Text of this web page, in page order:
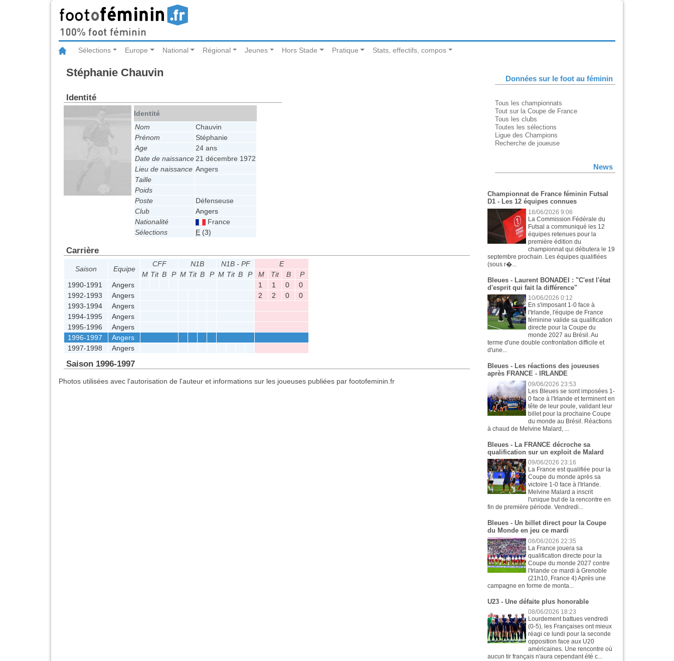
Sélections Europe National Régional Jeunes Hors Stade Pratique Stats, effectifs, compos
Stéphanie Chauvin
Identité
Identité
Nom
Chauvin
Prénom
Stéphanie
Age
24 ans
Date de naissance21 décembre 1972
Lieu de naissance Angers
Taille
Poids
Poste
Défenseuse
Club
Angers
Nationalité
France
Sélections
E (3)
Carrière
Saison Equipe
CFF N1B N1B - PF
E
M Tit B P M Tit B P M Tit B P M Tit B
P
1990-1991
Angers 1 1 0
0
1992-1993
Angers 2 2 0
0
1993-1994
Angers
1994-1995
Angers
1995-1996
Angers
1996-1997
Angers
1997-1998
Angers
Saison 1996-1997
Photos utilisées avec l'autorisation de l'auteur et informations sur les joueuses publiées par footofeminin.fr
Données sur le foot au féminin
Tous les championnats
Tout sur la Coupe de France
Tous les clubs
Toutes les sélections
Ligue des Champions
Recherche de joueuse
News
Championnat de France féminin Futsal
D1 - Les 12 équipes connues
18/06/2026 9:06
La Commission Fédérale du
Futsal a communiqué les 12
équipes retenues pour la
première édition du
championnat qui débutera le 19
septembre prochain. Les équipes qualifiées
(sous r�...
Bleues - Laurent BONADEI : "C'est l'état
d'esprit qui fait la différence"
10/06/2026 0:12
En s'imposant 1-0 face à
l'Irlande, l'équipe de France
féminine valide sa qualification
directe pour la Coupe du
monde 2027 au Brésil. Au
terme d'une double confrontation difficile et
d'une...
Bleues - Les réactions des joueuses
après FRANCE - IRLANDE
09/06/2026 23:53
Les Bleues se sont imposées 1-
0 face à l'Irlande et terminent en
tête de leur poule, validant leur
billet pour la prochaine Coupe
du monde au Brésil. Réactions
à chaud de Melvine Malard, ...
Bleues - La FRANCE décroche sa
qualification sur un exploit de Malard
09/06/2026 23:16
La France est qualifiée pour la
Coupe du monde après sa
victoire 1-0 face à l'Irlande.
Melvine Malard a inscrit
l'unique but de la rencontre en
fin de première période. Vendredi...
Bleues - Un billet direct pour la Coupe
du Monde en jeu ce mardi
08/06/2026 22:35
La France jouera sa
qualification directe pour la
Coupe du monde 2027 contre
l'Irlande ce mardi à Grenoble
(21h10, France 4) Après une
campagne en forme de monta...
U23 - Une défaite plus honorable
08/06/2026 18:23
Lourdement battues vendredi
(0-5), les Françaises ont mieux
réagi ce lundi pour la seconde
opposition face aux U20
américaines. Une rencontre où
aucun tir français n'aura cependant été c...